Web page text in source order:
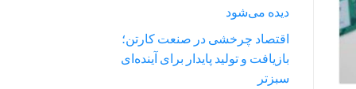
دیده می‌شود
اقتصاد چرخشی در صنعت کارتن؛
بازیافت و تولید پایدار برای آینده‌ای
سبزتر